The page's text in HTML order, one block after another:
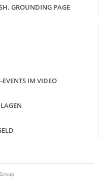
GROUNDING PAGE
IM VIDEO